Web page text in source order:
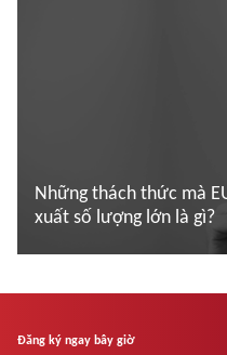
Những thách thức mà
xuất số lượng lớn là gì?
Đăng ký ngay bây giờ